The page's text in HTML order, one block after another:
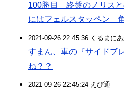
100勝目 終盤のノリス
にはフェルスタッペン
2021-09-26 22:45:36 くるまに
すまん、車の『サイドブ
ね？？
2021-09-26 22:45:24 えび通